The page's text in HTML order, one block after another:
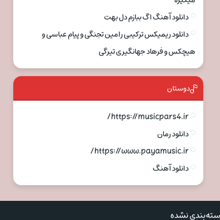
دانلود آهنگ اگ ببازم دل بهت
دانلود ریمیکس ترکیبی رامین تجنگی و پیام عباسی و
هیچکس و فرهاد جهانگیری تیرگی
دوستان
https://musicpars4.ir/
دانلود رمان
https://www.payamusic.ir/
دانلود آهنگ
نشده